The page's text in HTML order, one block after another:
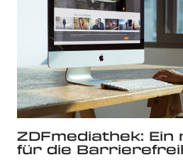
ZDFmediathek: Ein
für die